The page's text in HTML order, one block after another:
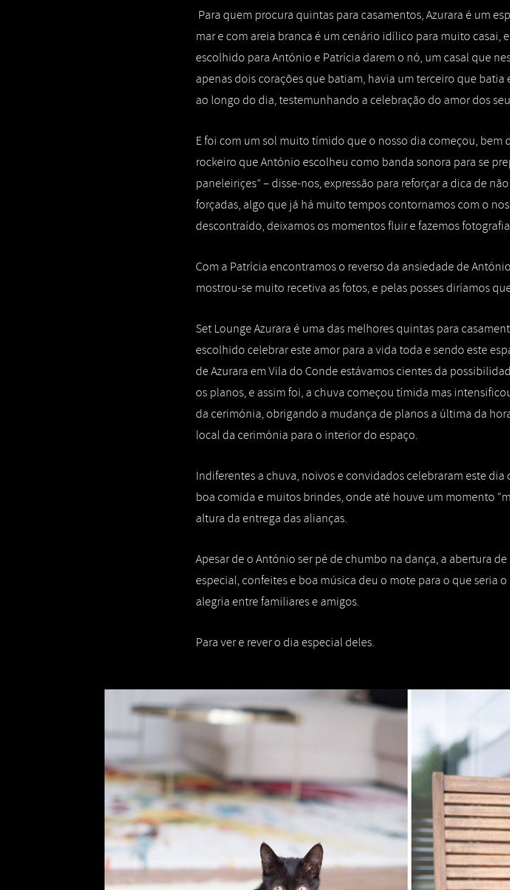
Para quem procura quintas para casamentos, Azurara é um
mar e com areia branca é um cenário idílico para muito casai,
escolhido para António e Patrícia darem o nó, um casal que
apenas dois corações que batiam, havia um terceiro que batia
ao longo do dia, testemunhando a celebração do amor dos
E foi com um sol muito tímido que o nosso dia começou, bem
rockeiro que António escolheu como banda sonora para se
paneleiriçes” – disse-nos, expressão para reforçar a dica de
forçadas, algo que já há muito tempos contornamos com o
descontraído, deixamos os momentos fluir e fazemos
Com a Patrícia encontramos o reverso da ansiedade de
mostrou-se muito recetiva as fotos, e pelas posses diríamos
Set Lounge Azurara é uma das melhores quintas para
escolhido celebrar este amor para a vida toda e sendo este
de Azurara em Vila do Conde estávamos cientes da
os planos, e assim foi, a chuva começou tímida mas
da cerimónia, obrigando a mudança de planos a última da
local da cerimónia para o interior do espaço.
Indiferentes a chuva, noivos e convidados celebraram este dia
boa comida e muitos brindes, onde até houve um momento
altura da entrega das alianças.
Apesar de o António ser pé de chumbo na dança, a abertura
especial, confeites e boa música deu o mote para o que seria
alegria entre familiares e amigos.
Para ver e rever o dia especial deles.